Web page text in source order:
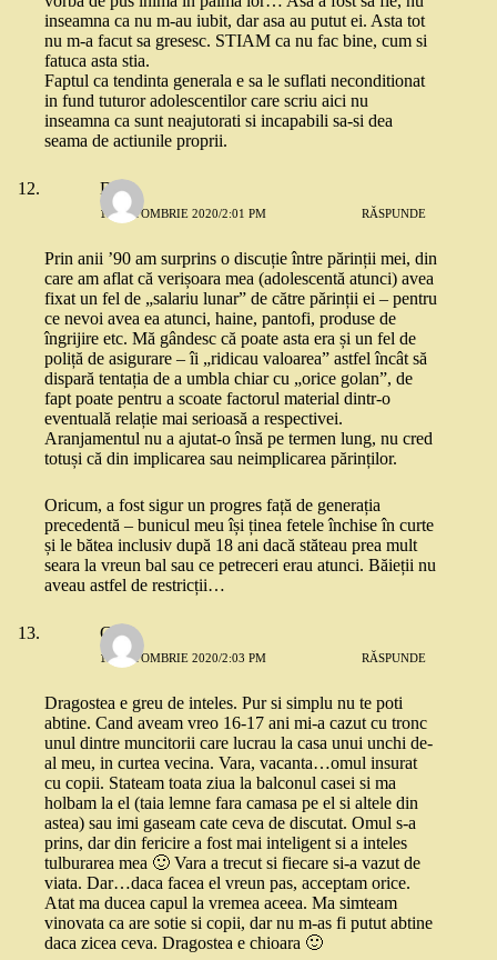
inseamna ca nu m-au iubit, dar asa au putut ei. Asta tot
nu m-a facut sa gresesc. STIAM ca nu fac bine, cum si
fatuca asta stia.
Faptul ca tendinta generala e sa le suflati neconditionat
in fund tuturor adolescentilor care scriu aici nu
inseamna ca sunt neajutorati si incapabili sa-si dea
seama de actiunile proprii.
Dan
13 OCTOMBRIE 2020/2:01 PM RĂSPUNDE
Prin anii ’90 am surprins o discuție între părinții mei, din
care am aflat că verișoara mea (adolescentă atunci) avea
fixat un fel de „salariu lunar” de către părinții ei – pentru
ce nevoi avea ea atunci, haine, pantofi, produse de
îngrijire etc. Mă gândesc că poate asta era și un fel de
poliță de asigurare – îi „ridicau valoarea” astfel încât să
dispară tentația de a umbla chiar cu „orice golan”, de
fapt poate pentru a scoate factorul material dintr-o
eventuală relație mai serioasă a respectivei.
Aranjamentul nu a ajutat-o însă pe termen lung, nu cred
totuși că din implicarea sau neimplicarea părinților.
Oricum, a fost sigur un progres față de generația
precedentă – bunicul meu își ținea fetele închise în curte
și le bătea inclusiv după 18 ani dacă stăteau prea mult
seara la vreun bal sau ce petreceri erau atunci. Băieții nu
aveau astfel de restricții…
Geo
13 OCTOMBRIE 2020/2:03 PM RĂSPUNDE
Dragostea e greu de inteles. Pur si simplu nu te poti
abtine. Cand aveam vreo 16-17 ani mi-a cazut cu tronc
unul dintre muncitorii care lucrau la casa unui unchi de-
al meu, in curtea vecina. Vara, vacanta…omul insurat
cu copii. Stateam toata ziua la balconul casei si ma
holbam la el (taia lemne fara camasa pe el si altele din
astea) sau imi gaseam cate ceva de discutat. Omul s-a
prins, dar din fericire a fost mai inteligent si a inteles
tulburarea mea 🙂 Vara a trecut si fiecare si-a vazut de
viata. Dar…daca facea el vreun pas, acceptam orice.
Atat ma ducea capul la vremea aceea. Ma simteam
vinovata ca are sotie si copii, dar nu m-as fi putut abtine
daca zicea ceva. Dragostea e chioara 🙂